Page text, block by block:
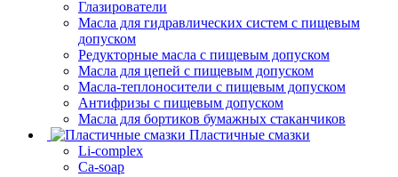
Глазирователи
Масла для гидравлических систем с пищевым
допуском
Редукторные масла с пищевым допуском
Масла для цепей с пищевым допуском
Масла-теплоносители с пищевым допуском
Антифризы с пищевым допуском
Масла для бортиков бумажных стаканчиков
Пластичные смазки
Li-complex
Ca-soap